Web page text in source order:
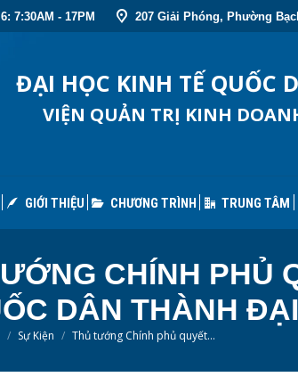
7:30AM - 17PM 207 Giải Phóng, Phường
ĐẠI HỌC KINH TẾ QUỐC
VIỆN QUẢN TRỊ KINH
GIỚI THIỆU CHƯƠNG TRÌNH TRUNG TÂM
CHÍNH PHỦ
DÂN THÀNH
Sự Kiện Thủ tướng Chính phủ quyết…
CHƯƠNG TRÌNH TRUNG TÂM